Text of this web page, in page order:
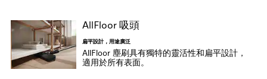
AllFloor 吸頭
扁平設計，用途廣泛
AllFloor 塵刷具有獨特的靈活性和扁平設計，
適用於所有表面。